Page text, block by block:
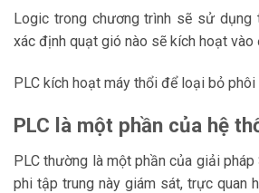
Logic trong chương trình sẽ sử dụng
xác định quạt gió nào sẽ kích hoạt vào
PLC kích hoạt máy thổi để loại bỏ
PLC là một phần của hệ
PLC thường là một phần của giải pháp
phi tập trung này giám sát, trực quan